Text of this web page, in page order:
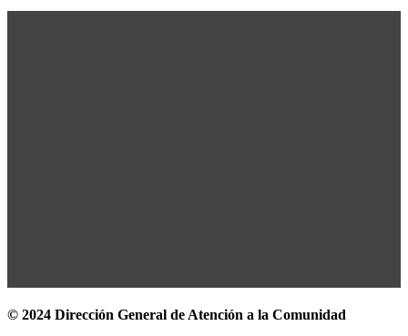
© 2024 Dirección General de Atención a la Comunidad